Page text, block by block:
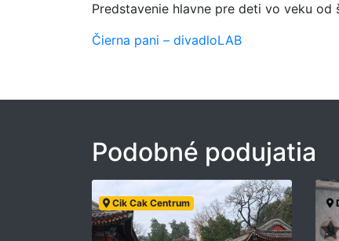
Predstavenie hlavne pre deti vo veku od
Čierna pani – divadloLAB
Podobné podujatia
Cik Cak Centrum